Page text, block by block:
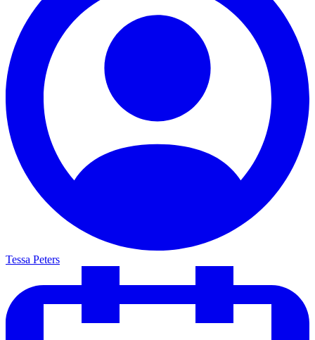
Tessa Peters